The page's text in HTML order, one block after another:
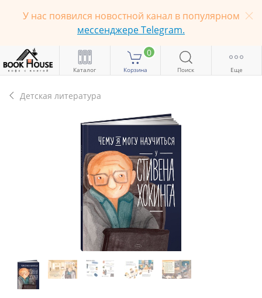
У нас появился новостной канал в популярном
мессенджере Telegram.
Каталог
0
Корзина Поиск Еще
Детская литература